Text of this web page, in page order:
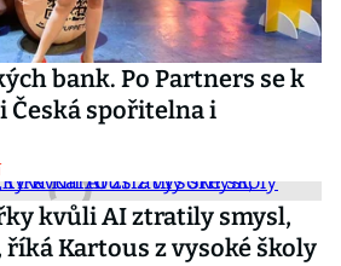
bank. Po Partners se k
Česká spořitelna i
kvůli AI ztratily smysl,
říká Kartous z vysoké školy